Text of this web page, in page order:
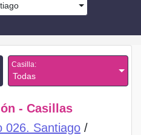
Casilla:
Todas
- Casillas
026. Santiago /